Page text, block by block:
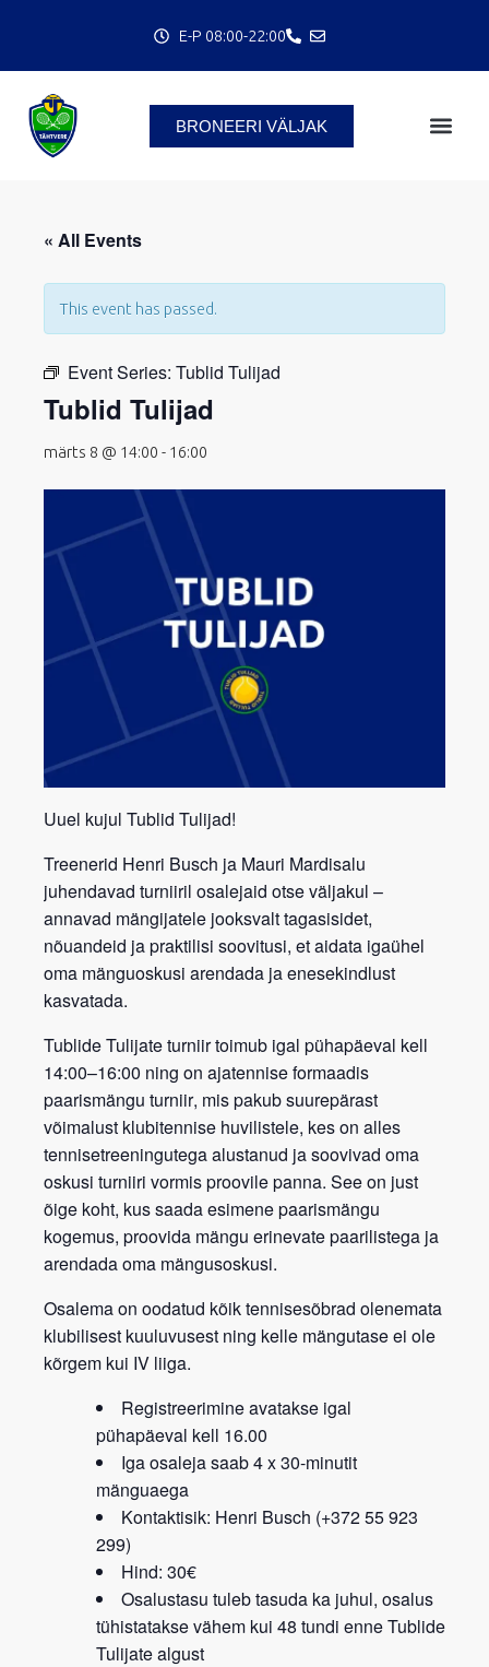
E-P 08:00-22:00
BRONEERI VÄLJAK
« All Events
This event has passed.
Event Series: Tublid Tulijad
Tublid Tulijad
märts 8 @ 14:00 - 16:00
Uuel kujul Tublid Tulijad!
Treenerid Henri Busch ja Mauri Mardisalu
juhendavad turniiril osalejaid otse väljakul –
annavad mängijatele jooksvalttagasisidet,
nõuandeid ja praktilisi soovitusi, et aidata igaühel
oma mänguoskusi arendada ja enesekindlust
kasvatada.
Tublide Tulijate turniirtoimub igal pühapäeval kell
14:00–16:00 ning on ajatennise formaadis
paarismängu turniir, mis pakub suurepärast
võimalust klubitennise huvilistele, kes on alles
tennisetreeningutega alustanud ja soovivad oma
oskusi turniiri vormis proovile panna. See on just
õige koht, kus saada esimene paarismängu
kogemus, proovida mängu erinevate paarilistega ja
arendada oma mängusoskusi.
Osalema on oodatud kõik tennisesõbrad olenemata
klubilisest kuuluvusest ning kelle mängutase ei ole
kõrgem kui IV liiga.
Registreerimine avatakse igal
pühapäeval kell 16.00
Iga osaleja saab 4 x 30-minutit
mänguaega
Kontaktisik: Henri Busch (+372 55 923
299)
Hind: 30€
Osalustasu tuleb tasuda ka juhul, osalus
tühistatakse vähem kui 48 tundi enne Tublide
Tulijate algust